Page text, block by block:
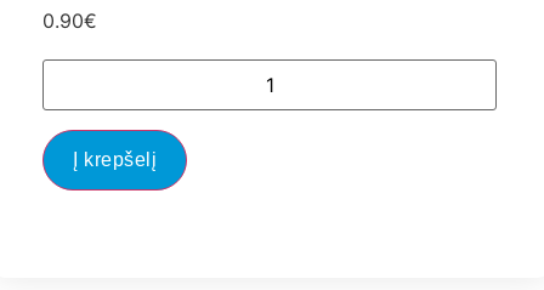
0.90€
Į krepšelį